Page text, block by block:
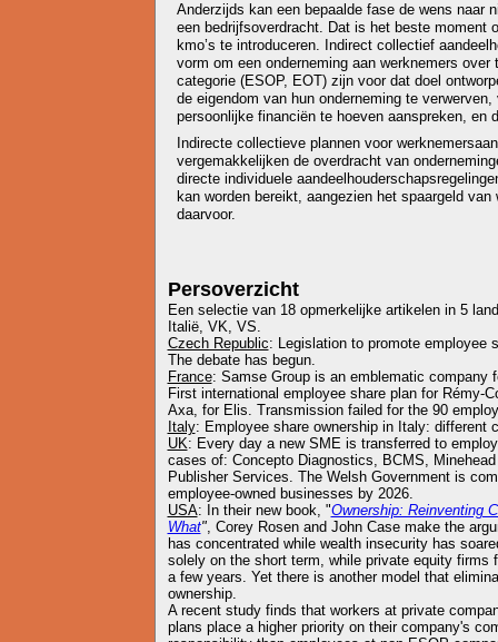
Anderzijds kan een bepaalde fase de wens naar
een bedrijfsoverdracht. Dat is het beste moment
kmo’s te introduceren. Indirect collectief
vorm om een onderneming aan werknemers over
categorie (ESOP, EOT) zijn voor dat doel
de eigendom van hun onderneming te
persoonlijke financiën te hoeven aanspreken, en
Indirecte collectieve plannen voor
vergemakkelijken de overdracht van
directe individuele
kan worden bereikt, aangezien het spaargeld
daarvoor.
Persoverzicht
Een selectie van 18 opmerkelijke artikelen in 5
Italië, VK, VS.
Czech Republic: Legislation to promote employee
The debate has begun.
France: Samse Group is an emblematic company
First international employee share plan for Rémy-
Axa, for Elis. Transmission failed for the 90
Italy: Employee share ownership in Italy: different
UK: Every day a new SME is transferred to
cases of: Concepto Diagnostics, BCMS,
Publisher Services. The Welsh Government is
employee-owned businesses by 2026.
USA: In their new book, "Ownership: Reinventing
What", Corey Rosen and John Case make the
has concentrated while wealth insecurity has
solely on the short term, while private equity firms
a few years. Yet there is another model that
ownership.
A recent study finds that workers at private
plans place a higher priority on their company's